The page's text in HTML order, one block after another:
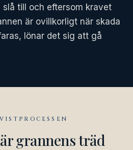
till och eftersom kravet
är ovillkorligt när skada
lönar det sig att gå
grannens träd